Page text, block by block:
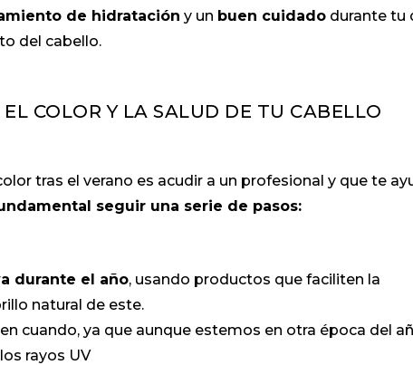
de hidratación y un buen cuidado durante tu
del cabello.
COLOR Y LA SALUD DE TU CABELLO
tras el verano es acudir a un profesional y que te
seguir una serie de pasos:
durante el año, usando productos que faciliten la
natural de este.
cuando, ya que aunque estemos en otra época del
rayos UV